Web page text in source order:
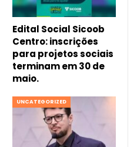
Edital Social Sicoob
Centro: inscrições
para projetos sociais
terminam em 30 de
maio.
UNCATEGORIZED